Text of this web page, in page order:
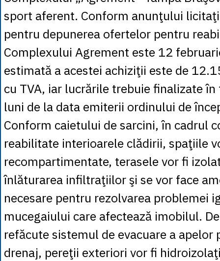
sport aferent. Conform anunţului
pentru depunerea ofertelor pentru
Complexului Agrement este 12
estimată a acestei achiziţii este de
cu TVA, iar lucrările trebuie finalizate
luni de la data emiterii ordinului de
Conform caietului de sarcini, în cadrul
reabilitate interioarele clădirii, spaţiile
recompartimentate, terasele vor fi
înlăturarea infiltraţiilor şi se vor face
necesare pentru rezolvarea problemei
mucegaiului care afectează imobilul.
refăcute sistemul de evacuare a apelor
drenaj, pereţii exteriori vor fi